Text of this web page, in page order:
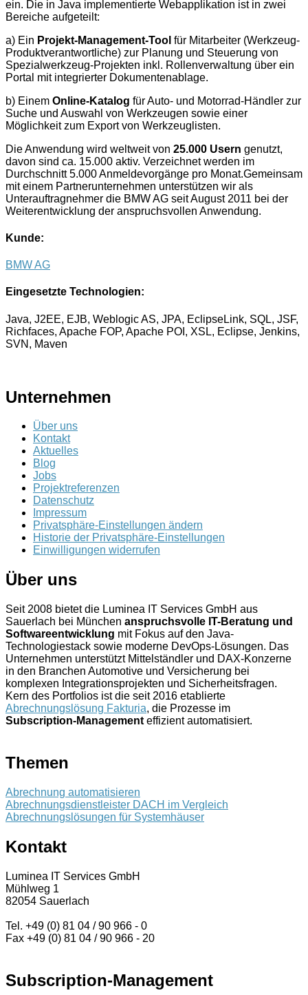
ein. Die in Java implementierte Webapplikation ist in zwei
Bereiche aufgeteilt:
a) Ein Projekt-Management-Tool für Mitarbeiter (Werkzeug-
Produktverantwortliche) zur Planung und Steuerung von
Spezialwerkzeug-Projekten inkl. Rollenverwaltung über ein
Portal mit integrierter Dokumentenablage.
b) Einem Online-Katalog für Auto- und Motorrad-Händler zur
Suche und Auswahl von Werkzeugen sowie einer
Möglichkeit zum Export von Werkzeuglisten.
Die Anwendung wird weltweit von 25.000 Usern genutzt,
davon sind ca. 15.000 aktiv. Verzeichnet werden im
Durchschnitt 5.000 Anmeldevorgänge pro Monat.Gemeinsam
mit einem Partnerunternehmen unterstützen wir als
Unterauftragnehmer die BMW AG seit August 2011 bei der
Weiterentwicklung der anspruchsvollen Anwendung.
Kunde:
BMW AG
Eingesetzte Technologien:
Java, J2EE, EJB, Weblogic AS, JPA, EclipseLink, SQL, JSF,
Richfaces, Apache FOP, Apache POI, XSL, Eclipse, Jenkins,
SVN, Maven
Unternehmen
Über uns
Kontakt
Aktuelles
Blog
Jobs
Projektreferenzen
Datenschutz
Impressum
Privatsphäre-Einstellungen ändern
Historie der Privatsphäre-Einstellungen
Einwilligungen widerrufen
Über uns
Seit 2008 bietet die Luminea IT Services GmbH aus
Sauerlach bei München anspruchsvolle IT-Beratung und
Softwareentwicklung mit Fokus auf den Java-
Technologiestack sowie moderne DevOps-Lösungen. Das
Unternehmen unterstützt Mittelständler und DAX-Konzerne
in den Branchen Automotive und Versicherung bei
komplexen Integrationsprojekten und Sicherheitsfragen.
Kern des Portfolios ist die seit 2016 etablierte
Abrechnungslösung Fakturia, die Prozesse im
Subscription-Management effizient automatisiert.
Themen
Abrechnung automatisieren
Abrechnungsdienstleister DACH im Vergleich
Abrechnungslösungen für Systemhäuser
Kontakt
Luminea IT Services GmbH
Mühlweg 1
82054 Sauerlach
Tel. +49 (0) 81 04 / 90 966 - 0
Fax +49 (0) 81 04 / 90 966 - 20
Subscription-Management